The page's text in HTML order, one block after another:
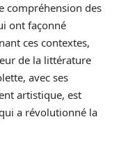
compréhension des
ont façonné
ces contextes,
de la littérature
avec ses
artistique, est
a révolutionné la